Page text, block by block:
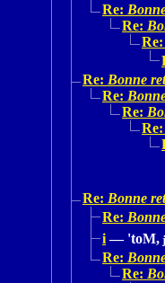
Re:
Re:
Re:
Re: Bonne
Re:
Re:
Re:
Re: Bonne
Re:
i — 'toM,
Re:
Re: